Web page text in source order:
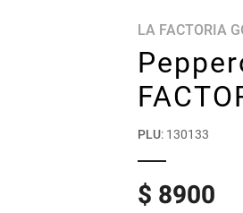
LA FACTORIA
PLU: 130133
$ 8900